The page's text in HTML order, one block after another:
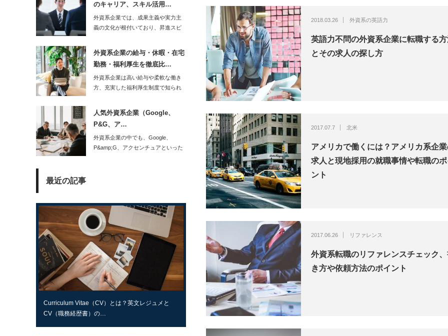
2018.03.26 外資系の英語力
英語力不問の外資系企業に転職する
とその求人の探し方
2017.07.7 北米
アメリカで働くには？アメリカ系企
求人と現地採用の就職事情や転職のポ
ント
2017.06.26 リファレンス
外資系転職のリファレンスチェック
き方や依頼方法のポイント
のキャリア、スキル活用…
外資系企業では、成果主義や実力主
義の文化が根付いており、昇進スピ
外資系企業の給与・休暇・在宅
勤務・福利厚生を徹底比…
外資系企業は高い給与や柔軟な働き
方、充実した福利厚生制度で知られ
人気外資系企業（Google、
P&G、ア…
外資系企業の中でも、Google、
P&amp;G、アクセンチュアといった
最近の記事
Curriculum Vitae（CV）とは？英文レジュメと
CV（職務経歴書）の…